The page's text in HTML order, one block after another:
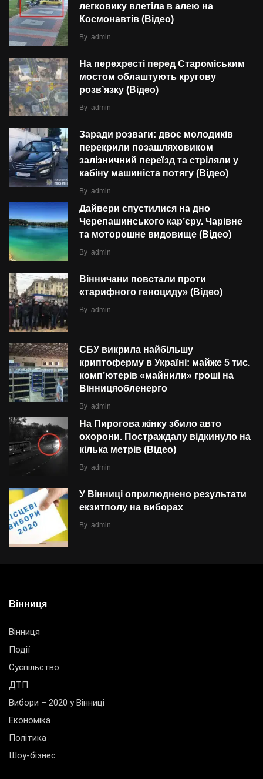
легковику влетіла в алею на
Космонавтів (Відео)
By admin
На перехресті перед Староміським
мостом облаштують кругову
розв’язку (Відео)
By admin
Заради розваги: двоє молодиків
перекрили позашляховиком
залізничний переїзд та стріляли у
кабіну машиніста потягу (Відео)
By admin
Дайвери спустилися на дно
Черепашинського кар’єру. Чарівне
та моторошне видовище (Відео)
By admin
Вінничани повстали проти
«тарифного геноциду» (Відео)
By admin
СБУ викрила найбільшу
криптоферму в Україні: майже 5 тис.
комп’ютерів «майнили» гроші на
Вінницяобленерго
By admin
На Пирогова жінку збило авто
охорони. Постраждалу відкинуло на
кілька метрів (Відео)
By admin
У Вінниці оприлюднено результати
екзитполу на виборах
By admin
Вінниця
Вінниця
Події
Суспільство
ДТП
Вибори – 2020 у Вінниці
Економіка
Політика
Шоу-бізнес